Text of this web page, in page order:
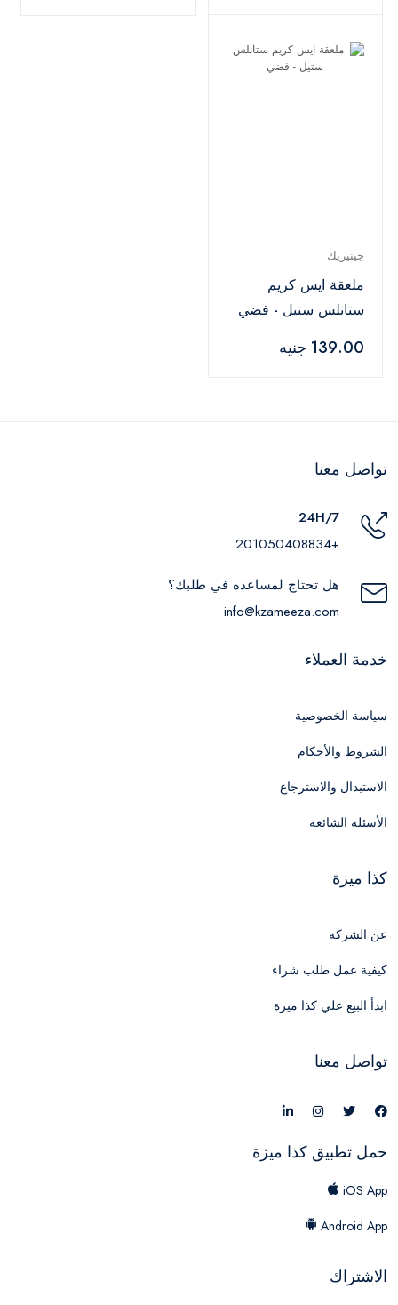
جينيريك
ملعقة ايس كريم
ستانلس ستيل - فضي
139.00 جنيه
تواصل معنا
24H/7
+201050408834
هل تحتاج لمساعده في طلبك؟
info@kzameeza.com
خدمة العملاء
سياسة الخصوصية
الشروط والأحكام
الاستبدال والاسترجاع
الأسئلة الشائعة
كذا ميزة
عن الشركة
كيفية عمل طلب شراء
ابدأ البيع علي كذا ميزة
تواصل معنا
حمل تطبيق كذا ميزة
iOS App
Android App
الاشتراك